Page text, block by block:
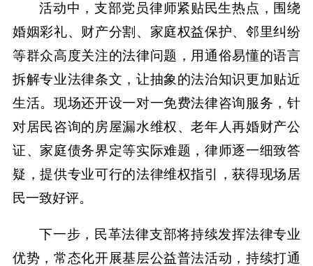
活动中，支部党员律师紧贴民生热点，围绕
婚姻彩礼、财产分割、家庭权益保护、邻里纠纷
等群众高度关注的法律问题，用通俗易懂的语言
拆解专业法律条文，让抽象的法治知识更加贴近
生活。现场还开设一对一免费法律咨询服务，针
对居民咨询的房屋漏水维权、老年人再婚财产公
证、家庭债务界定等实际难题，律师逐一细致答
疑，提供专业可行的法律维权指引，获得现场居
民一致好评。
下一步，民革法律支部将持续发挥法律专业
优势，常态化开展基层公益普法活动，持续打通